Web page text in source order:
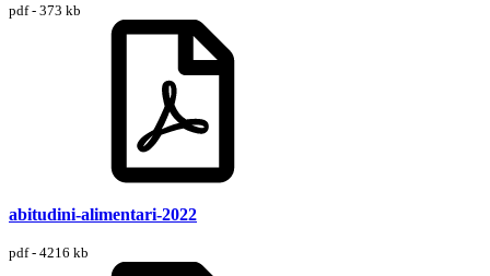
pdf - 373 kb
abitudini-alimentari-2022
pdf - 4216 kb